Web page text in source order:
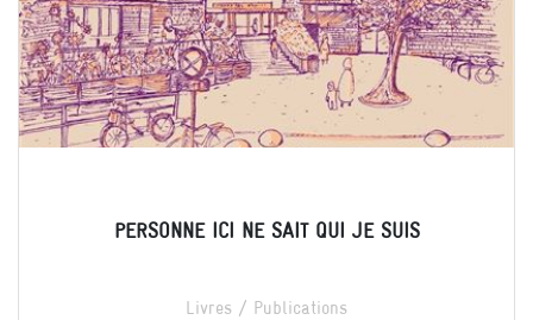
PERSONNE ICI NE SAIT QUI JE SUIS
Livres / Publications